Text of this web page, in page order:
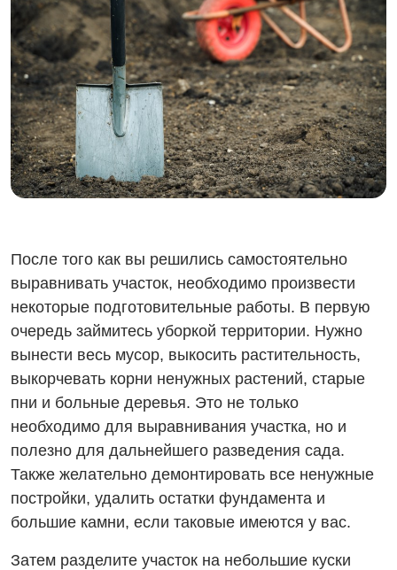
После того как вы решились самостоятельно
выравнивать участок, необходимо произвести
некоторые подготовительные работы. В первую
очередь займитесь уборкой территории. Нужно
вынести весь мусор, выкосить растительность,
выкорчевать корни ненужных растений, старые
пни и больные деревья. Это не только
необходимо для выравнивания участка, но и
полезно для дальнейшего разведения сада.
Также желательно демонтировать все ненужные
постройки, удалить остатки фундамента и
большие камни, если таковые имеются у вас.
Затем разделите участок на небольшие куски